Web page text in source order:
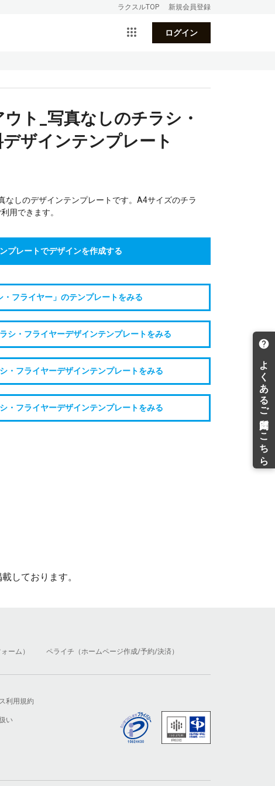
ラクスルTOP 新規会員登録
ログイン
ト_写真なしのチラシ・
ザインテンプレート
なしのデザインテンプレートです。A4サイズのチラ
用できます。
プレートでデザインを作成する
・フライヤー」のテンプレートをみる
シ・フライヤーデザインテンプレートをみる
・フライヤーデザインテンプレートをみる
・フライヤーデザインテンプレートをみる
しております。
ーム） ペライチ（ホームページ作成/予約/決済）
利用規約
い